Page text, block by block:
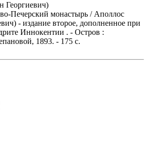
Георгиевич)
Печерский монастырь / Аполлос
- издание второе, дополненное при
Иннокентии . - Остров :
1893. - 175 с.